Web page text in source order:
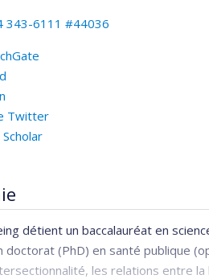
343-6111 #44036
Twitter
détient un baccalauréat en
doctorat (PhD) en santé publique
les relations entre